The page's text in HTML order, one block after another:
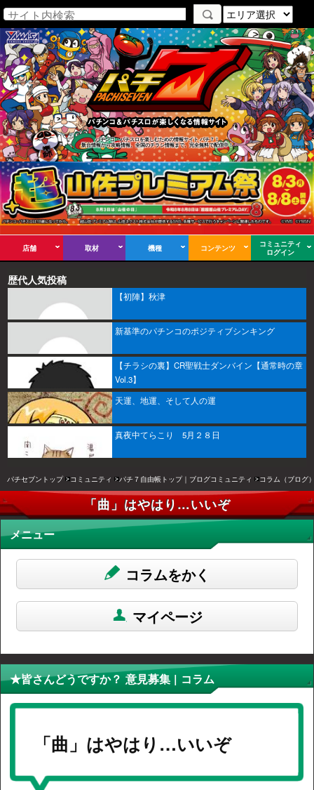
パチンコ・パチスロを楽しむための情報サイト パチ７！
新台情報から攻略情報、全国のチラシ情報まで、完全無料で配信中！
店舗 取材 機種 コンテンツ
コミュニティ
ログイン
歴代人気投稿
【初陣】秋津
新基準のパチンコのポジティブシンキング
【チラシの裏】CR聖戦士ダンバイン【通常時の章
Vol.3】
天運、地運、そして人の運
真夜中てらこり 5月２８日
パチセブントップ コミュニティ パチ７自由帳トップ｜ブログコミュニティ コラム（ブログ
「曲」はやはり…いいぞ
メニュー
コラムをかく
マイページ
★皆さんどうですか？ 意見募集 | コラム
「曲」はやはり…いいぞ